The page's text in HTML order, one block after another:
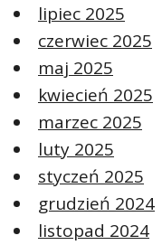
lipiec 2025
czerwiec 2025
maj 2025
kwiecień 2025
marzec 2025
luty 2025
styczeń 2025
grudzień 2024
listopad 2024